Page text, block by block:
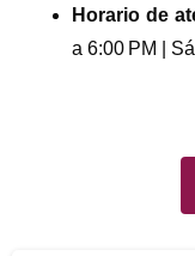
Horario de
a 6:00 PM |